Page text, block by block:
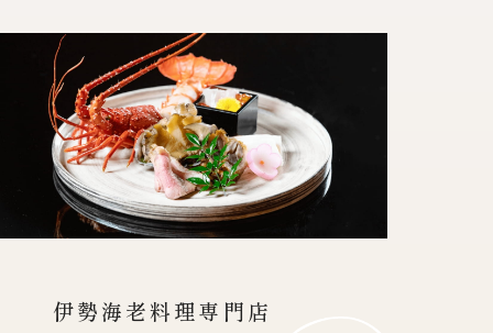
伊勢海老料理専門店